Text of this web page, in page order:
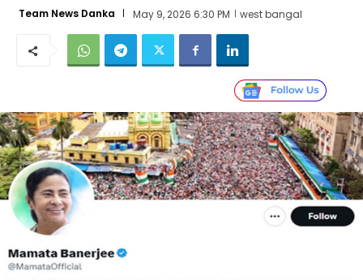
Team News Danka May 9, 2026 6:30 PM west bangal